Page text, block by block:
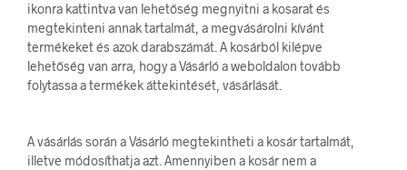
ikonra kattintva van lehetőség megnyitni a kosarat és
megtekinteni annak tartalmát, a megvásárolni kívánt
termékeket és azok darabszámát. A kosárból kilépve
lehetőség van arra, hogy a Vásárló a weboldalon tovább
folytassa a termékek áttekintését, vásárlását.
A vásárlás során a Vásárló megtekintheti a kosár tartalmát,
illetve módosíthatja azt. Amennyiben a kosár nem a